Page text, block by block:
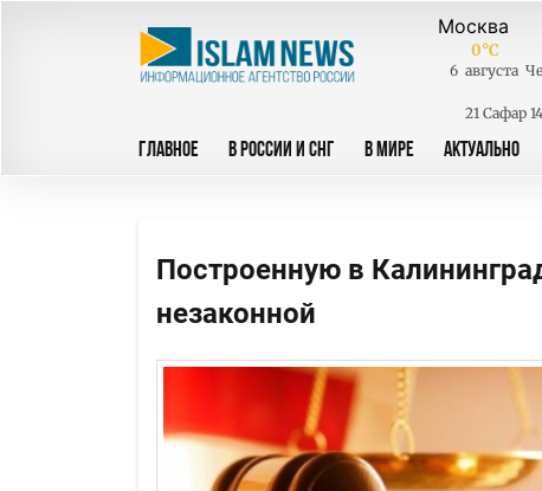
0°C
6 августа
21 Сафар
ГЛАВНОЕ В РОССИИ И СНГ В МИРЕ АКТУАЛЬНО
Построенную в
незаконной